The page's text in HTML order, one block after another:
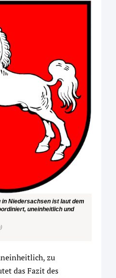
Niedersachsen ist laut dem
uneinheitlich und
zu
das Fazit des